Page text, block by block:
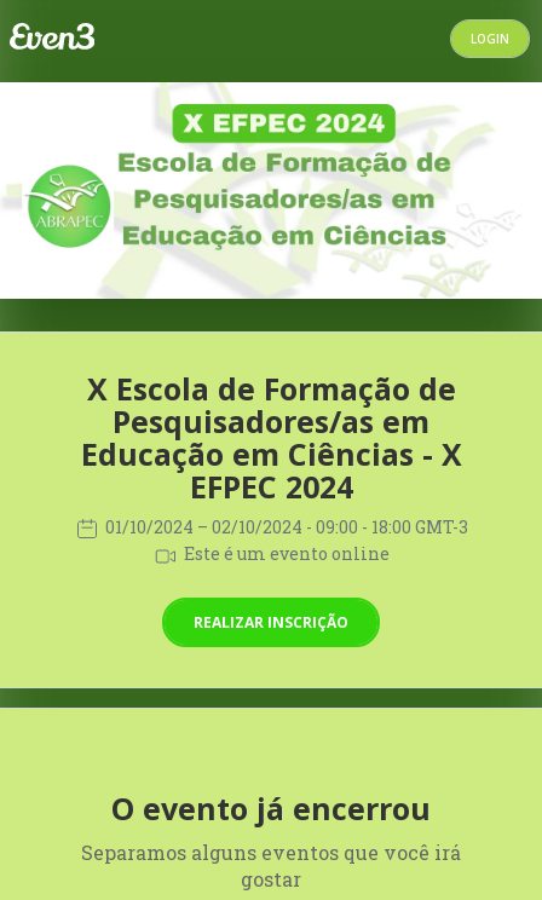
LOGIN
X Escola de Formação de
Pesquisadores/as em
Educação em Ciências - X
EFPEC 2024
01/10/2024 – 02/10/2024 - 09:00 - 18:00 GMT-3
Este é um evento online
REALIZAR INSCRIÇÃO
O evento já encerrou
Separamos alguns eventos que você irá
gostar